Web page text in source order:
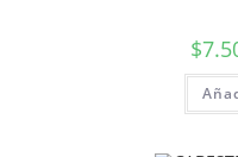
$